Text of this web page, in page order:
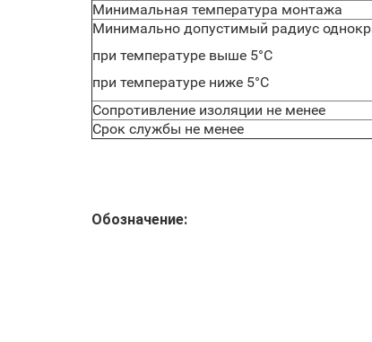
Минимальная температура монтажа
Минимально допустимый радиус
при температуре выше 5°С
при температуре ниже 5°С
Сопротивление изоляции не менее
Срок службы не менее
Обозначение: